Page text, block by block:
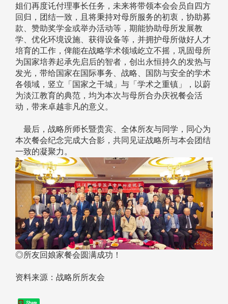
姐们再度讬付理事长任务，未来将带领本会会员自四方
回归，团结一致，且将秉持对母所服务的初衷，协助募
款、赞助奖学金或举办活动等，期能协助母所发展教
学、优化环境设施、获得设备等，并拥护母所做好人才
培育的工作，俾能在战略学术领域屹立不摇，巩固母所
为国家培养起承先启后的智者，创出永恒持久的发热与
发光，带给国家在国际事务、战略、国防与安全的学术
各领域，竖立「国家之干城」与「学术之重镇」，以蔚
为淡江教育的典范，均为本次与母所合办庆祝餐会活
动，带来卓越非凡的意义。
最后，战略所师长暨贵宾、全体所友与同学，同心为
本次餐会纪念完成大合影，共同见证战略所与本会团结
一致的凝聚力。
◎所友回娘家餐会圆满成功！
资料来源：战略所所友会
Share